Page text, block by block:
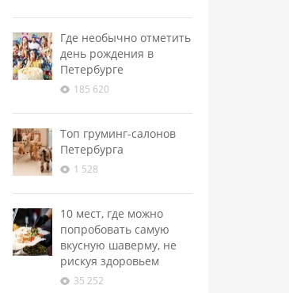
Где необычно отметить
день рождения в
Петербурге
185 620
Топ груминг-салонов
Петербурга
1 528
10 мест, где можно
попробовать самую
вкусную шаверму, не
рискуя здоровьем
35 252